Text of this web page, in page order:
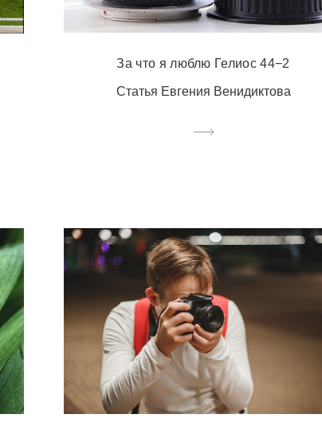
За что я люблю Гелиос 44−2
Статья Евгения Венидиктова